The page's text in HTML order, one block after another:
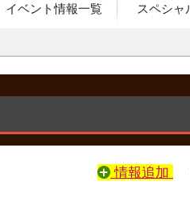
イベント情報一覧 スペシャ
情報追加